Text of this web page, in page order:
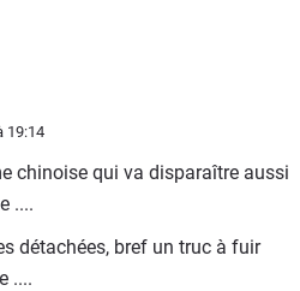
19:14
chinoise qui va disparaître aussi
....
détachées, bref un truc à fuir
....